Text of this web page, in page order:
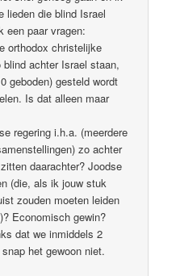
lieden die blind Israel
een paar vragen:
orthodox christelijke
achter Israel staan,
geboden) gesteld wordt
Is dat alleen maar
regering i.h.a. (meerdere
zo achter
daarachter? Joodse
(die, als ik jouw stuk
zouden moeten leiden
Economisch gewin?
dat we inmiddels 2
het gewoon niet.